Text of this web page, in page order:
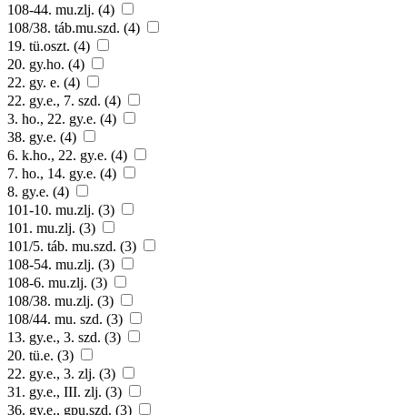
108-44. mu.zlj. (4)
108/38. táb.mu.szd. (4)
19. tü.oszt. (4)
20. gy.ho. (4)
22. gy. e. (4)
22. gy.e., 7. szd. (4)
3. ho., 22. gy.e. (4)
38. gy.e. (4)
6. k.ho., 22. gy.e. (4)
7. ho., 14. gy.e. (4)
8. gy.e. (4)
101-10. mu.zlj. (3)
101. mu.zlj. (3)
101/5. táb. mu.szd. (3)
108-54. mu.zlj. (3)
108-6. mu.zlj. (3)
108/38. mu.zlj. (3)
108/44. mu. szd. (3)
13. gy.e., 3. szd. (3)
20. tü.e. (3)
22. gy.e., 3. zlj. (3)
31. gy.e., III. zlj. (3)
36. gy.e., gpu.szd. (3)